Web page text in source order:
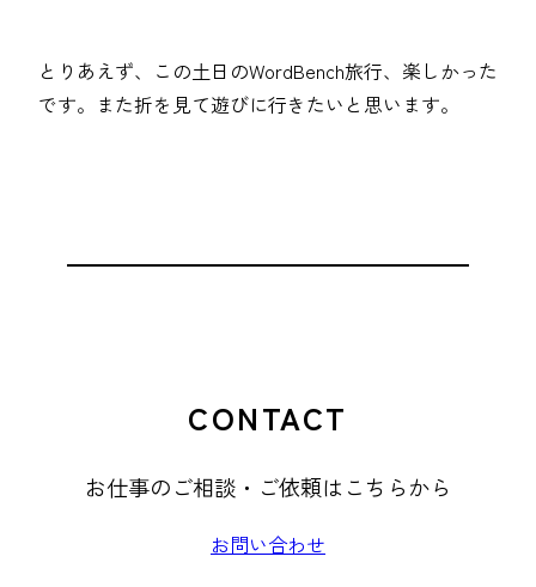
とりあえず、この土日のWordBench旅行、楽しかった
です。また折を見て遊びに行きたいと思います。
CONTACT
お仕事のご相談・ご依頼はこちらから
お問い合わせ